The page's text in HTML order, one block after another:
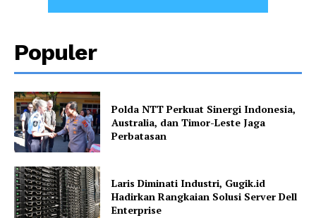
Populer
Polda NTT Perkuat Sinergi Indonesia,
Australia, dan Timor-Leste Jaga
Perbatasan
Laris Diminati Industri, Gugik.id
Hadirkan Rangkaian Solusi Server Dell
Enterprise